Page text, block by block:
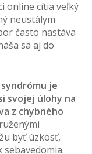
online cítia veľký
neustálym
často nastáva
sa aj do
je
svojej úlohy na
z chybného
byť úzkosť,